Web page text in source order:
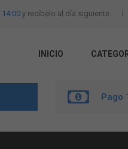
14:00 y recíbelo al día siguiente
INICIO
Pago